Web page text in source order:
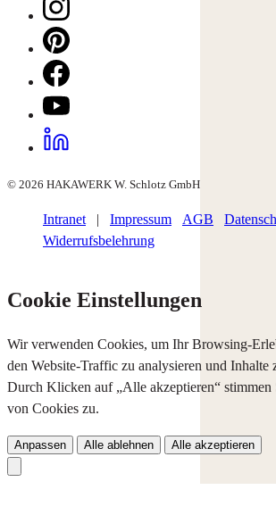
© 2026 HAKAWERK W. Schlotz GmbH
Intranet | Impressum AGB
Widerrufsbelehrung
Cookie Einstellungen
Wir verwenden Cookies, um Ihr Browsing-
den Website-Traffic zu analysieren und Inhalte
Durch Klicken auf „Alle akzeptieren“ stimmen
von Cookies zu.
Anpassen Alle ablehnen Alle akzeptieren